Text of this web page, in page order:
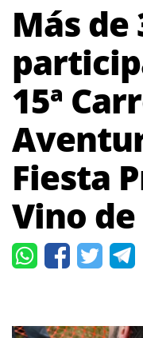
Más de
15ª
Fiesta
Vino